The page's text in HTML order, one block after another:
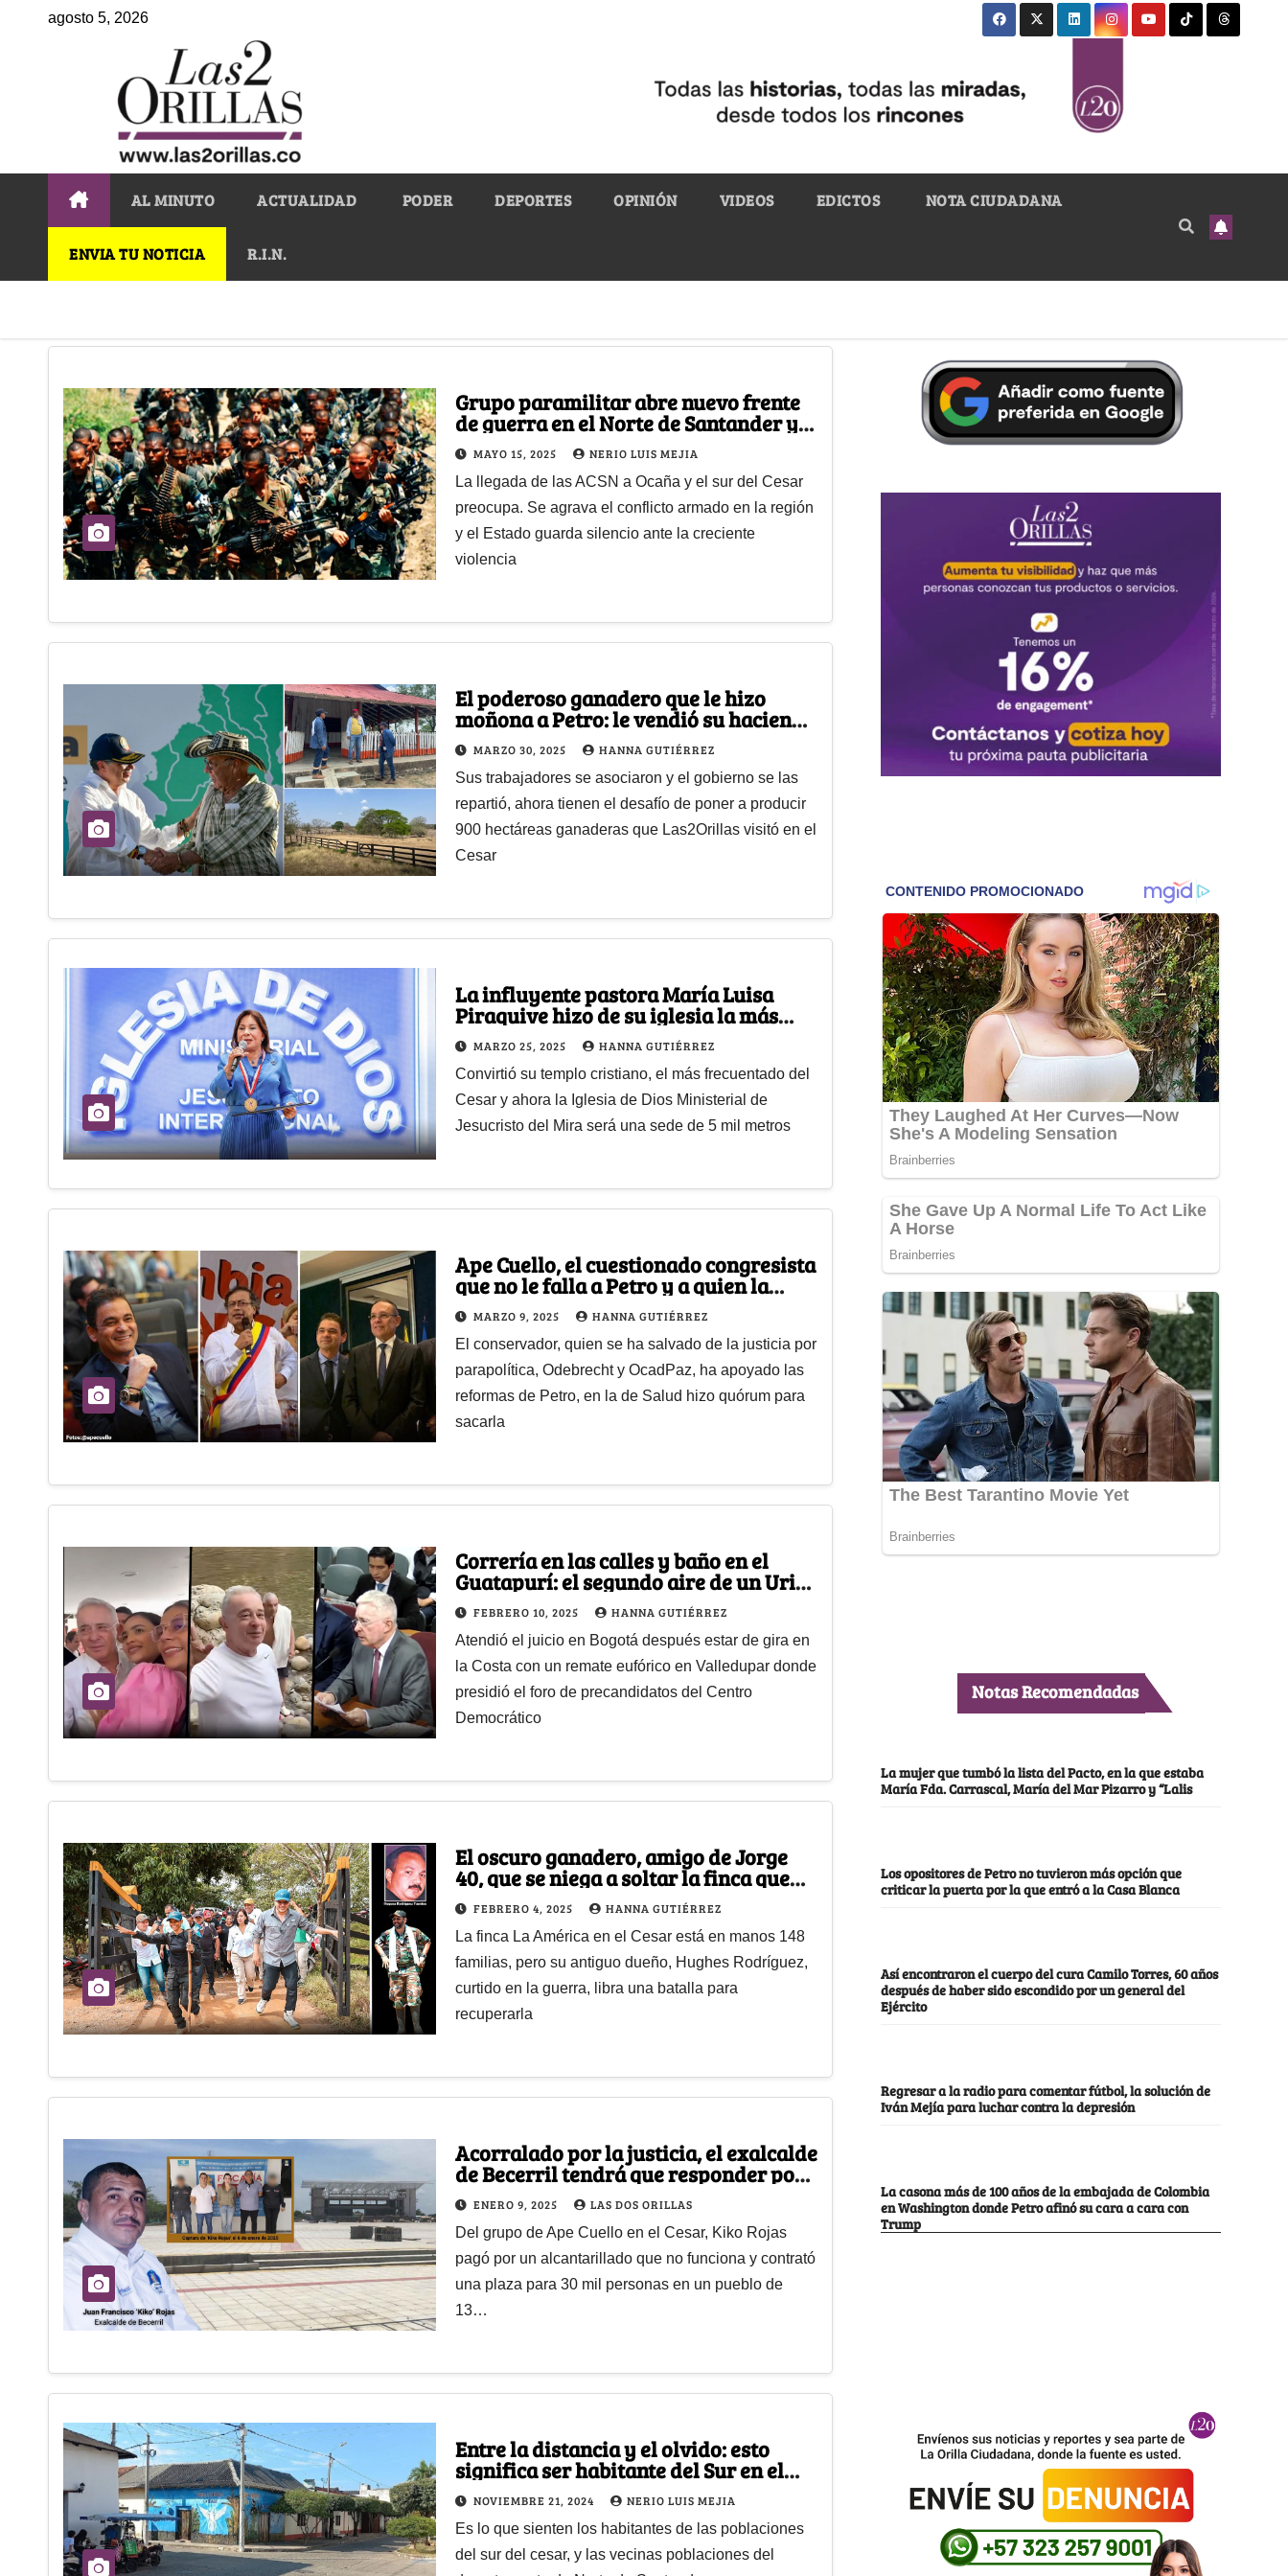
agosto 5, 2026
AL MINUTO ACTUALIDAD PODER DEPORTES OPINIÓN VIDEOS EDICTOS NOTA CIUDADANA
ENVIA TU NOTICIA R.I.N.
Grupo paramilitar abre nuevo frente
de guerra en el Norte de Santander y
el sur del Cesar
MAYO 15, 2025 NERIO LUIS MEJIA
La llegada de las ACSN a Ocaña y el sur del Cesar
preocupa. Se agrava el conflicto armado en la región
y el Estado guarda silencio ante la creciente
violencia
El poderoso ganadero que le hizo
moñona a Petro: le vendió su hacienda
y esta le quedó a sus empleados
MARZO 30, 2025 HANNA GUTIÉRREZ
Sus trabajadores se asociaron y el gobierno se las
repartió, ahora tienen el desafío de poner a producir
900 hectáreas ganaderas que Las2Orillas visitó en el
Cesar
La influyente pastora María Luisa
Piraquive hizo de su iglesia la más
popular del Cesar y alista megasede
MARZO 25, 2025 HANNA GUTIÉRREZ
Convirtió su templo cristiano, el más frecuentado del
Cesar y ahora la Iglesia de Dios Ministerial de
Jesucristo del Mira será una sede de 5 mil metros
Ape Cuello, el cuestionado congresista
que no le falla a Petro y a quien la
justicia no ha logrado atajar
MARZO 9, 2025 HANNA GUTIÉRREZ
El conservador, quien se ha salvado de la justicia por
parapolítica, Odebrecht y OcadPaz, ha apoyado las
reformas de Petro, en la de Salud hizo quórum para
sacarla
Correría en las calles y baño en el
Guatapurí: el segundo aire de un Uribe
que no se deja acorralar
FEBRERO 10, 2025 HANNA GUTIÉRREZ
Atendió el juicio en Bogotá después estar de gira en
la Costa con un remate eufórico en Valledupar donde
presidió el foro de precandidatos del Centro
Democrático
El oscuro ganadero, amigo de Jorge
40, que se niega a soltar la finca que
Petro les entregó a campesinos
FEBRERO 4, 2025 HANNA GUTIÉRREZ
La finca La América en el Cesar está en manos 148
familias, pero su antiguo dueño, Hughes Rodríguez,
curtido en la guerra, libra una batalla para
recuperarla
Acorralado por la justicia, el exalcalde
de Becerril tendrá que responder por
su derroche y corrupción
ENERO 9, 2025 LAS DOS ORILLAS
Del grupo de Ape Cuello en el Cesar, Kiko Rojas
pagó por un alcantarillado que no funciona y contrató
una plaza para 30 mil personas en un pueblo de
13…
Entre la distancia y el olvido: esto
significa ser habitante del Sur en el
departamento del Cesar
NOVIEMBRE 21, 2024 NERIO LUIS MEJIA
Es lo que sienten los habitantes de las poblaciones
del sur del cesar, y las vecinas poblaciones del
Notas Recomendadas
La mujer que tumbó la lista del Pacto, en la que estaba
María Fda. Carrascal, María del Mar Pizarro y “Lalis
Los opositores de Petro no tuvieron más opción que
criticar la puerta por la que entró a la Casa Blanca
Así encontraron el cuerpo del cura Camilo Torres, 60 años
después de haber sido escondido por un general del
Ejército
Regresar a la radio para comentar fútbol, la solución de
Iván Mejía para luchar contra la depresión
La casona más de 100 años de la embajada de Colombia
en Washington donde Petro afinó su cara a cara con
Trump